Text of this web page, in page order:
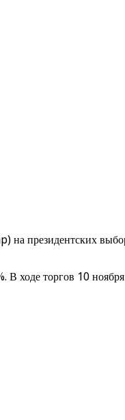
на президентских
ходе торгов 10